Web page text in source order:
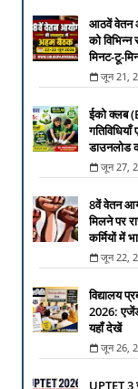
आठवें वेतन
को
मिनट-टू-
जून 21,
ईको क्लब
डाउनलोड
जून 27,
8वें वेतन
मिलने पर
कर्मियों में
जून 22,
विद्यालय
2026:
यहाँ देखें
जून 26,
UPTET